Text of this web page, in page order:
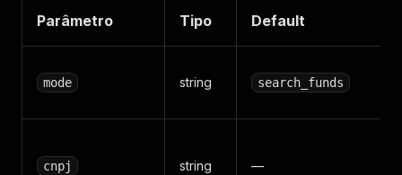
Parâmetro Tipo Default
mode string search_funds
cnpj string —